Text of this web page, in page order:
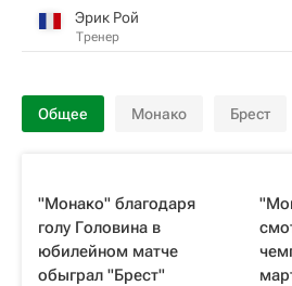
Эрик Рой
Тренер
Общее Монако Брест
"Монако" благодаря
голу Головина в
юбилейном матче
обыграл "Брест"